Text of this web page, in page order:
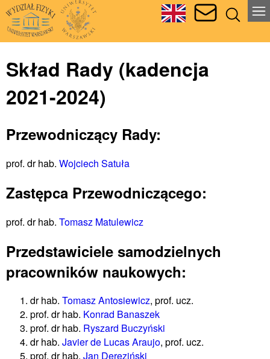
Skład Rady (kadencja
2021-2024)
Przewodniczący Rady:
prof. dr hab. Wojciech Satuła
Zastępca Przewodniczącego:
prof. dr hab. Tomasz Matulewicz
Przedstawiciele samodzielnych
pracowników naukowych:
dr hab. Tomasz Antosiewicz, prof. ucz.
prof. dr hab. Konrad Banaszek
prof. dr hab. Ryszard Buczyński
dr hab. Javier de Lucas Araujo, prof. ucz.
prof. dr hab. Jan Dereziński